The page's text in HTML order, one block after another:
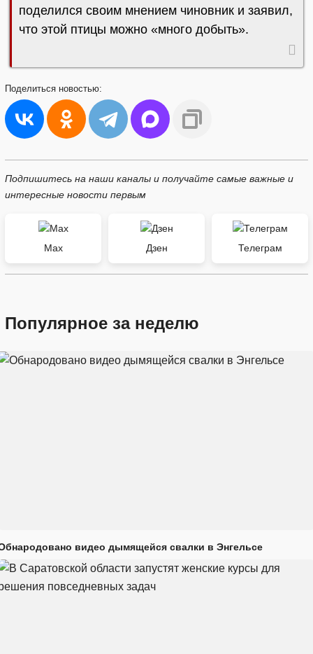
поделился своим мнением чиновник и заявил,
что этой птицы можно «много добыть».
Поделиться новостью:
Подпишитесь на наши каналы и получайте самые важные и
интересные новости первым
Max Дзен Телеграм
Популярное за неделю
видео дымящейся свалки в Энгельсе